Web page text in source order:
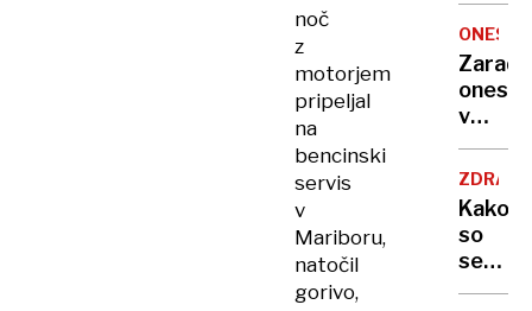
noč
z
motorjem
pripeljal
na
bencinski
servis
v
Mariboru,
natočil
gorivo,
da je
to v
moji
sploh
Zaradi
v
delu
voda
Kako
so
se